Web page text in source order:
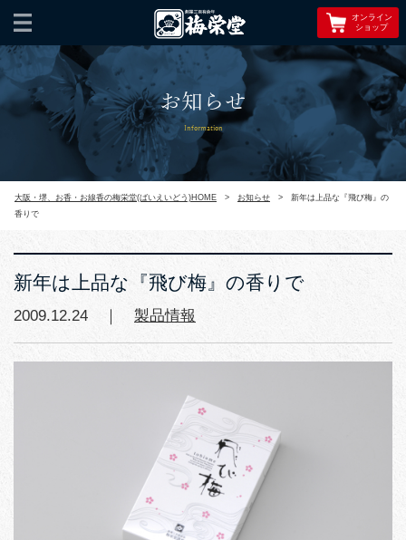
オンライン
ショップ
お知らせ
Information
大阪・堺、お香・お線香の梅栄堂(ばいえいどう)HOME > お知らせ >
新年は上品な『飛び梅』の
香りで
新年は上品な『飛び梅』の香りで
2009.12.24 ｜ 製品情報